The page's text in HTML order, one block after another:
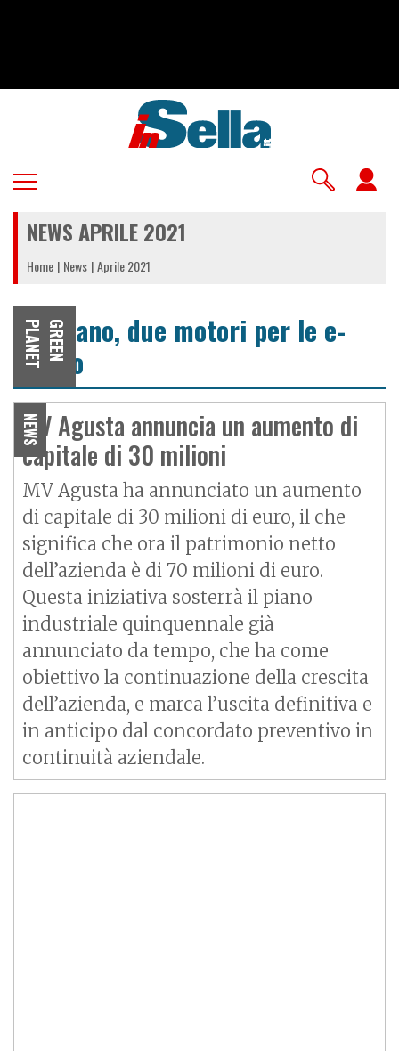
NEWS APRILE 2021
Home News Aprile 2021
G
R
E
E
N
P
L
A
N
E
T
Shimano, due motori per le e-
cargo
NEWS
MV Agusta annuncia un aumento di
capitale di 30 milioni
MV Agusta ha annunciato un aumento
di capitale di 30 milioni di euro, il che
significa che ora il patrimonio netto
dell’azienda è di 70 milioni di euro.
Questa iniziativa sosterrà il piano
industriale quinquennale già
annunciato da tempo, che ha come
obiettivo la continuazione della crescita
dell’azienda, e marca l’uscita definitiva e
in anticipo dal concordato preventivo in
continuità aziendale.